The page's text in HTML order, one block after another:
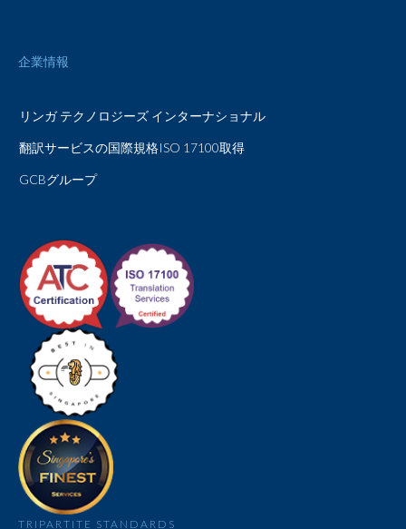
企業情報
リンガ テクノロジーズ インターナショナル
翻訳サービスの国際規格ISO 17100取得
GCBグループ
TRIPARTITE STANDARDS